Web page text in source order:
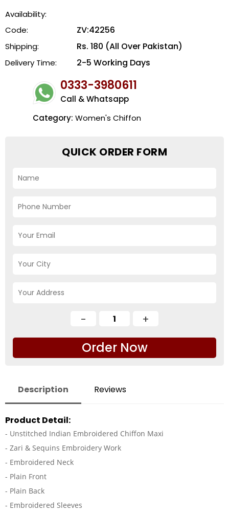
Availability:
Code:
ZV:42256
Shipping: Rs. 180 (All Over Pakistan)
Delivery Time: 2-5 Working Days
0333-3980611
Call & Whatsapp
Category: Women's Chiffon
QUICK ORDER FORM
Order Now
Description Reviews
Product Detail:
- Unstitched Indian Embroidered Chiffon Maxi
- Zari & Sequins Embroidery Work
- Embroidered Neck
- Plain Front
- Plain Back
- Embroidered Sleeves